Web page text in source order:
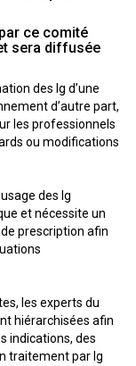
ce comité
sera diffusée
des Ig d’une
d’autre part,
les professionnels
ou modifications
des Ig
et nécessite un
prescription afin
les experts du
hiérarchisées afin
indications, des
traitement par Ig